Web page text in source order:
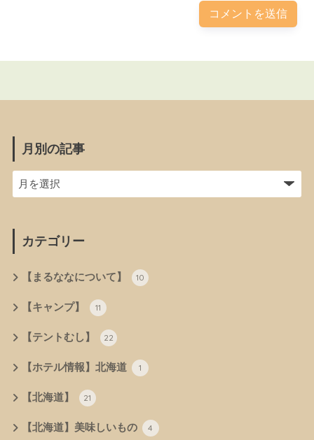
月別の記事
カテゴリー
【まるななについて】 10
【キャンプ】 11
【テントむし】 22
【ホテル情報】北海道 1
【北海道】 21
【北海道】美味しいもの 4